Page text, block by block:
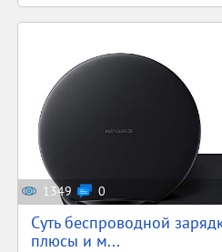
1349 0
Суть беспроводной
плюсы и м...